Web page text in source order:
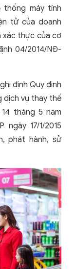
máy tính
tử của doanh
thực của cơ
04/2014/NĐ-
định Quy định
dịch vụ thay thế
tháng 5 năm
ngày 17/1/2015
phát hành, sử